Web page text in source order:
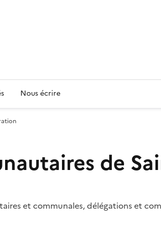
Nous écrire
de
et communales, délégations et